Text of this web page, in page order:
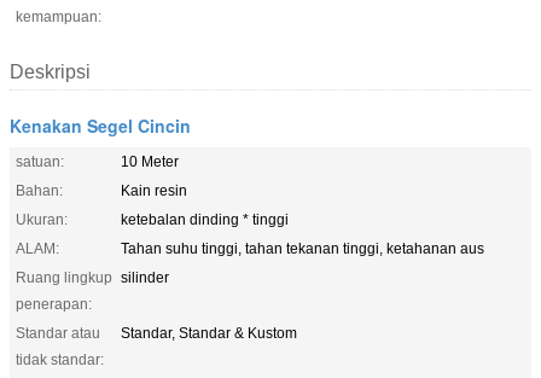
kemampuan:
Deskripsi
Kenakan Segel Cincin
satuan:
10 Meter
Bahan:
Kain resin
Ukuran:
ketebalan dinding * tinggi
ALAM:
Tahan suhu tinggi, tahan tekanan tinggi, ketahanan aus
Ruang lingkup
penerapan:
silinder
Standar atau
tidak standar:
Standar, Standar & Kustom